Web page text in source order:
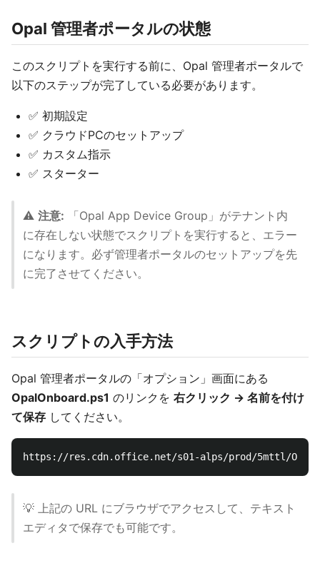
Opal 管理者ポータルの状態
このスクリプトを実行する前に、Opal 管理者ポータルで
以下のステップが完了している必要があります。
✅ 初期設定
✅ クラウドPCのセットアップ
✅ カスタム指示
✅ スターター
⚠️ 注意: 「Opal App Device Group」がテナント内
に存在しない状態でスクリプトを実行すると、エラー
になります。必ず管理者ポータルのセットアップを先
に完了させてください。
スクリプトの入手方法
Opal 管理者ポータルの「オプション」画面にある
OpalOnboard.ps1 のリンクを 右クリック → 名前を付け
て保存 してください。
💡 上記の URL にブラウザでアクセスして、テキスト
エディタで保存でも可能です。